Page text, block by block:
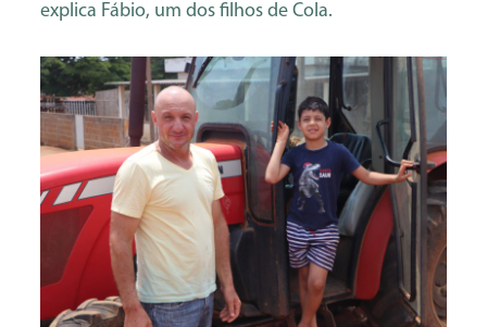
explica Fábio, um dos filhos de Cola.